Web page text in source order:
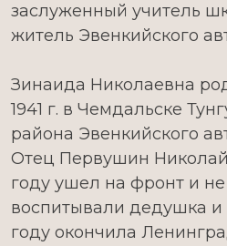
заслуженный учитель
житель Эвенкийского
Зинаида Николаевна
1941 г. в Чемдальске
района Эвенкийского
Отец Первушин Николай
году ушел на фронт и
воспитывали дедушка и
году окончила